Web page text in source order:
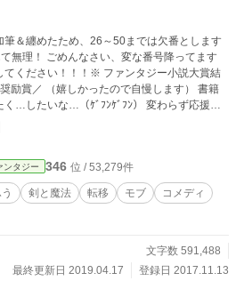
＆纏めたため、26～50までは欠番とします
無理！ ごめんなさい、変な番号降ってます
！※ ファンタジー小説大賞結
…したいな…（ｹﾞﾌﾝｹﾞﾌﾝ） 変わらず応援し
願いします！ （誰かイラスト化してくれる
き時期に手直しいたします。
だか
えませんよね？ 『ラッキー』と思うか『ア
…？ ＊＊＊＊＊＊＊＊＊＊＊
ンタジー 346 位 / 53,279件
剣と魔法 転移 モブ
コメディ
文字数 591,488
最終更新日 2019.04.17
登録日 2017.11.13